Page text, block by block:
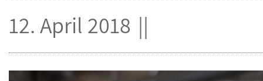
12. April 2018